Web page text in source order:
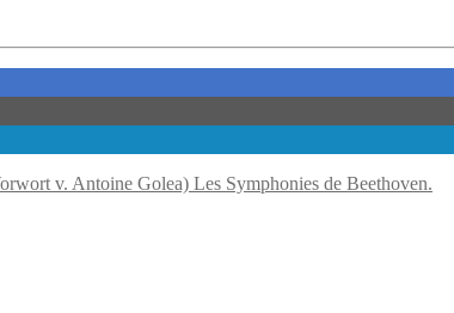
v. Antoine Golea) Les Symphonies de Beethoven.